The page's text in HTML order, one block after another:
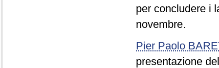
per concludere i
novembre.
Pier Paolo
presentazione